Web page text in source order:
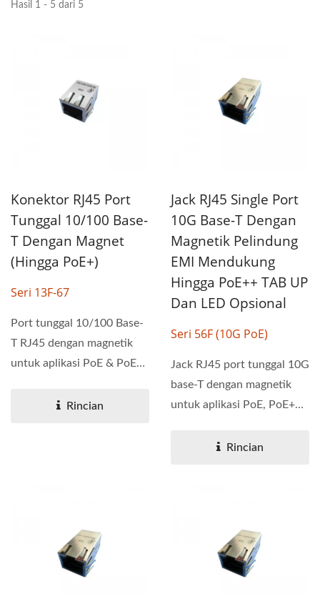
Hasil 1 - 5 dari 5
Konektor RJ45 Port
Tunggal 10/100 Base-
T Dengan Magnet
(Hingga PoE+)
Seri 13F-67
Port tunggal 10/100 Base-
T RJ45 dengan magnetik
untuk aplikasi PoE & PoE+.
Rincian
Jack RJ45 Single Port
10G Base-T Dengan
Magnetik Pelindung
EMI Mendukung
Hingga PoE++ TAB UP
Dan LED Opsional
Seri 56F (10G PoE)
Jack RJ45 port tunggal 10G
base-T dengan magnetik
untuk aplikasi PoE, PoE+
Rincian